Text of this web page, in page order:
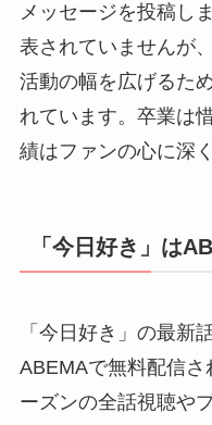
メッセージを投稿し
表されていませんが
活動の幅を広げるた
れています。卒業は
績はファンの心に深
「今日好き」は
「今日好き」の最新
ABEMAで無料配信
ーズンの全話視聴や